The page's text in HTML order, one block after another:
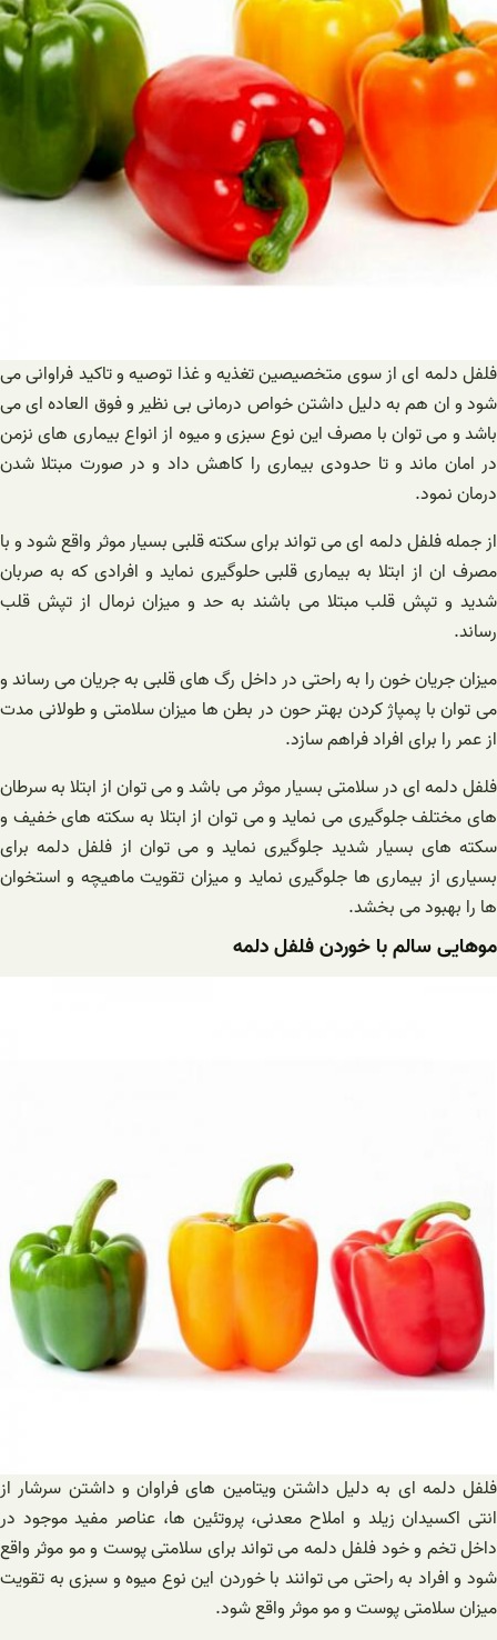
فلفل دلمه ای از سوی متخصیصین تغذیه و غذا توصیه و تاکید فراوانی می
شود و ان هم به دلیل داشتن خواص درمانی بی نظیر و فوق العاده ای می
باشد و می توان با مصرف این نوع سبزی و میوه از انواع بیماری های نزمن
در امان ماند و تا حدودی بیماری را کاهش داد و در صورت مبتلا شدن
درمان نمود.
از جمله فلفل دلمه ای می تواند برای سکته قلبی بسیار موثر واقع شود و با
مصرف ان از ابتلا به بیماری قلبی حلوگیری نماید و افرادی که به صربان
شدید و تپش قلب مبتلا می باشند به حد و میزان نرمال از تپش قلب
رساند.
میزان جریان خون را به راحتی در داخل رگ های قلبی به جریان می رساند و
می توان با پمپاژ کردن بهتر حون در بطن ها میزان سلامتی و طولانی مدت
از عمر را برای افراد فراهم سازد.
فلفل دلمه ای در سلامتی بسیار موثر می باشد و می توان از ابتلا به سرطان
های مختلف جلوگیری می نماید و می توان از ابتلا به سکته های خفیف و
سکته های بسیار شدید جلوگیری نماید و می توان از فلفل دلمه برای
بسیاری از بیماری ها جلوگیری نماید و میزان تقویت ماهیچه و استخوان
ها را بهبود می بخشد.
موهایی سالم با خوردن فلفل دلمه
فلفل دلمه ای به دلیل داشتن ویتامین های فراوان و داشتن سرشار از
انتی اکسیدان زیلد و املاح معدنی، پروتئین ها، عناصر مفید موجود در
داخل تخم و خود فلفل دلمه می تواند برای سلامتی پوست و مو موثر واقع
شود و افراد به راحتی می توانند با خوردن این نوع میوه و سبزی به تقویت
میزان سلامتی پوست و مو موثر واقع شود.